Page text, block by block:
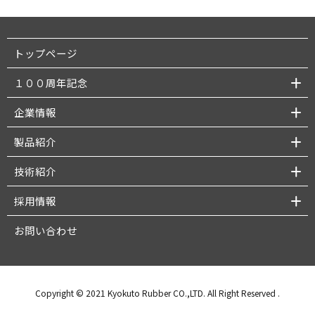
トップページ
１００周年記念
企業情報
製品紹介
技術紹介
採用情報
お問い合わせ
Copyright © 2021 Kyokuto Rubber CO.,LTD. All Right Reserved .